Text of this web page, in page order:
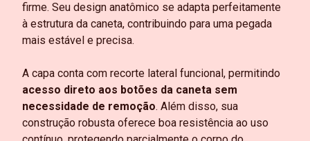
firme. Seu design anatômico se adapta perfeitamente
à estrutura da caneta, contribuindo para uma pegada
mais estável e precisa.
A capa conta com recorte lateral funcional, permitindo
acesso direto aos botões da caneta sem
necessidade de remoção. Além disso, sua
construção robusta oferece boa resistência ao uso